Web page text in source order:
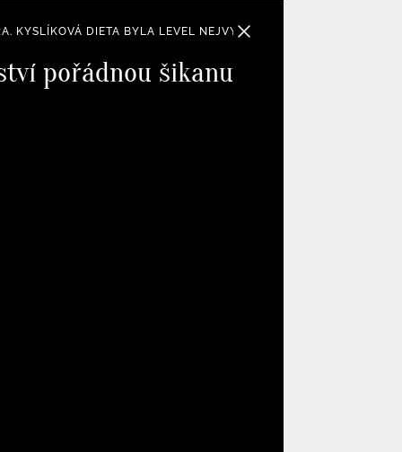
KYSLÍKOVÁ DIETA BYLA LEVEL NEJVYŠŠÍ
pořádnou šikanu